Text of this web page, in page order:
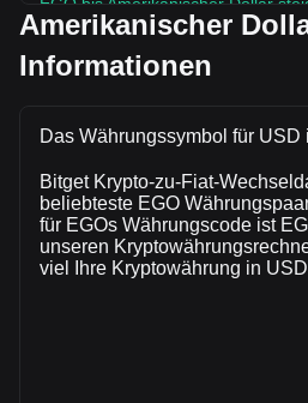
EGO, bei einer
in den letzten 24 Stunden um
Handelsvolumen von EGO bei
Mehr Informationen über
Amerikanischer
Informationen
Das Währungssymbol für USD
Bitget Krypto-zu-Fiat-
beliebteste EGO
für EGOs Währungscode ist
unseren
viel Ihre Kryptowährung in